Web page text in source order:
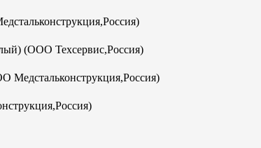
(ООО Техсервис,Россия)